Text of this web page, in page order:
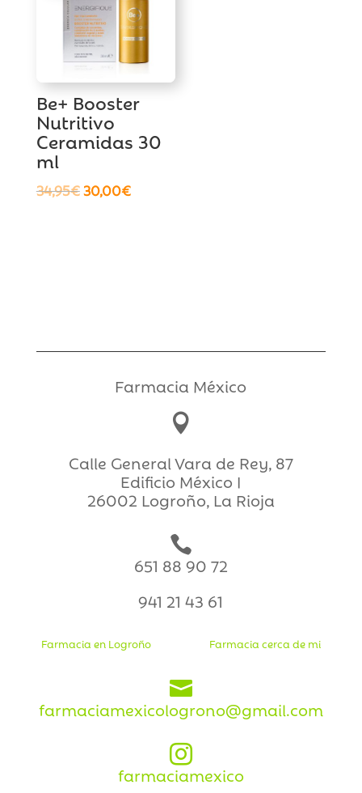
Be+ Booster
Nutritivo
Ceramidas 30
ml
34,95€El
30,00€El
Farmacia México

Calle General Vara de Rey, 87
Edificio México I
26002 Logroño, La Rioja

651 88 90 72
941 21 43 61
Farmacia en Logroño Farmacia cerca de mi

farmaciamexicologrono@gmail.com

farmaciamexico